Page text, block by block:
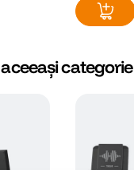
categorie